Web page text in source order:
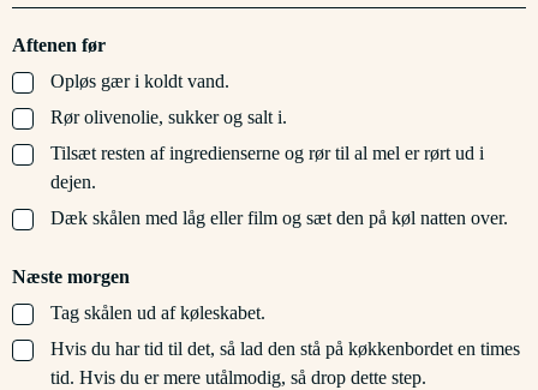
Aftenen før
▢
Opløs gær i koldt vand.
▢
Rør olivenolie, sukker og salt i.
▢
Tilsæt resten af ingredienserne og rør til al mel er rørt ud i
dejen.
▢
Dæk skålen med låg eller film og sæt den på køl natten over.
Næste morgen
▢
Tag skålen ud af køleskabet.
▢
Hvis du har tid til det, så lad den stå på køkkenbordet en times
tid. Hvis du er mere utålmodig, så drop dette step.